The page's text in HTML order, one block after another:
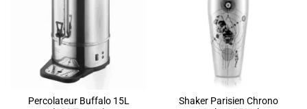
Percolateur Buffalo 15L
Shaker Parisien Chrono